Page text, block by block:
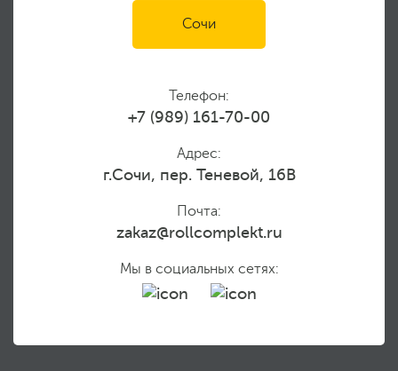
Сочи
Телефон:
+7 (989) 161-70-00
Адрес:
г.Сочи, пер. Теневой, 16В
Почта:
zakaz@rollcomplekt.ru
Мы в социальных сетях: